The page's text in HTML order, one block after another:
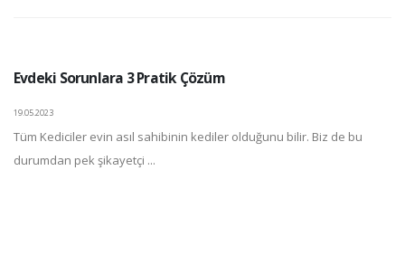
Evdeki Sorunlara 3 Pratik Çözüm
19.05.2023
Tüm Kediciler evin asıl sahibinin kediler olduğunu bilir. Biz de bu
durumdan pek şikayetçi ...